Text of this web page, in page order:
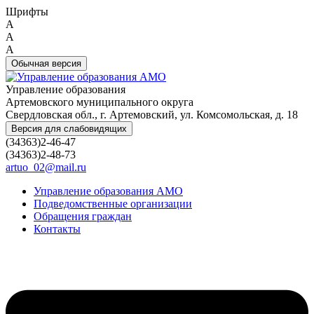
Шрифты
A
A
A
Обычная версия
Управление образования
Артемовского муниципального округа
Свердловская обл., г. Артемовский, ул. Комсомольская, д. 18
Версия для слабовидящих
(34363)2-46-47
(34363)2-48-73
artuo_02@mail.ru
Управление образования АМО
Подведомственные организации
Обращения граждан
Контакты